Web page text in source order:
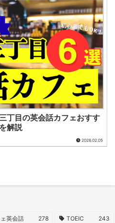
丁目の英会話カフェおすす
解説
2026.02.05
英会話 278 TOEIC 243